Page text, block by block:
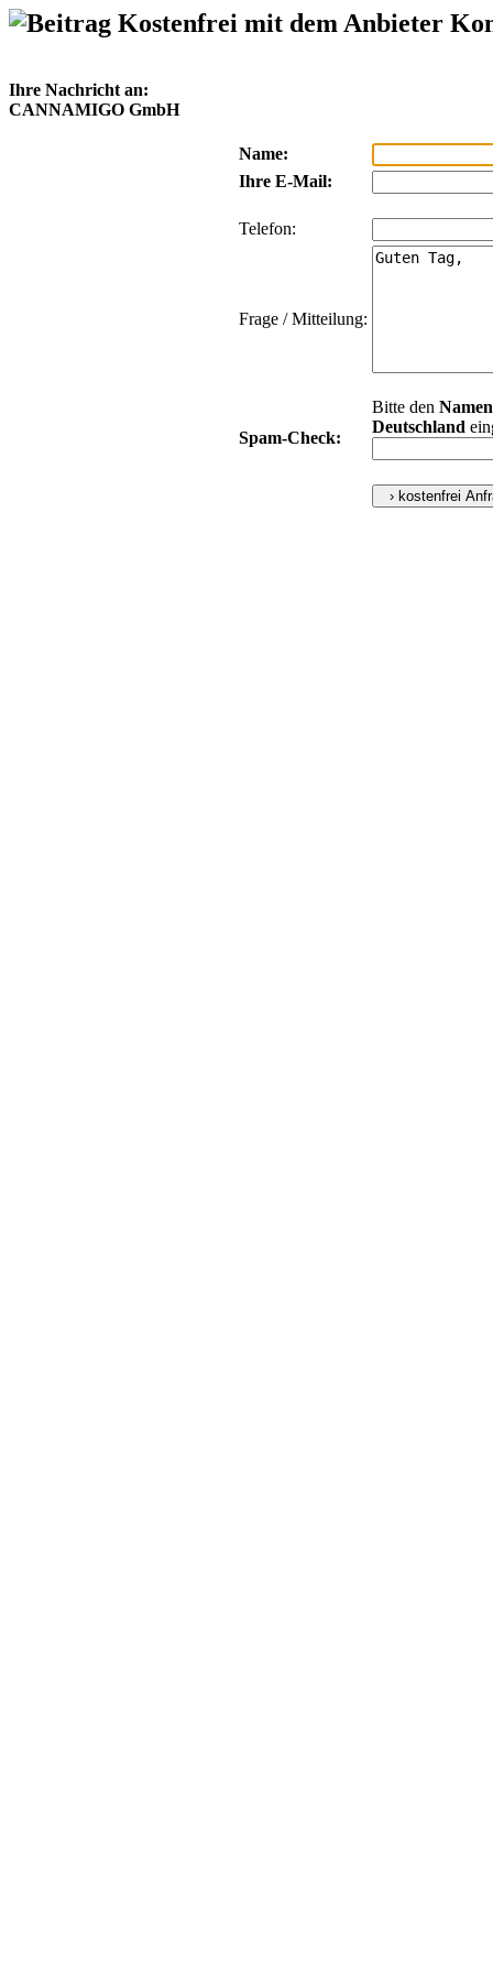
Kostenfrei mit dem Anbieter
Ihre Nachricht an:
CANNAMIGO GmbH
Name:
Ihre E-Mail:
Telefon:
Frage / Mitteilung:
Spam-Check:
Bitte den Namen
Deutschland